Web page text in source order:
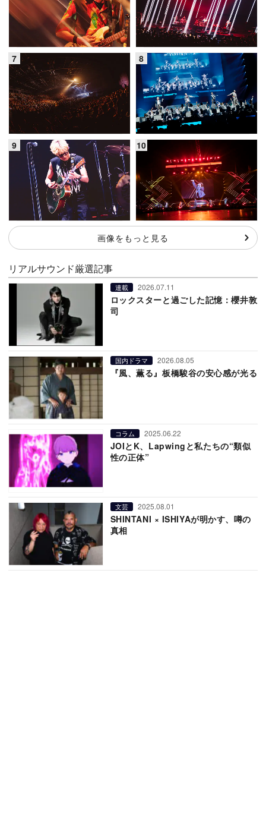
画像をもっと見る
リアルサウンド厳選記事
連載 2026.07.11
ロックスターと過ごした記憶：櫻井敦
司
国内ドラマ 2026.08.05
『風、薫る』板橋駿谷の安心感が光る
コラム 2025.06.22
JOIとK、Lapwingと私たちの“類似
性の正体”
文芸 2025.08.01
SHINTANI × ISHIYAが明かす、噂の
真相